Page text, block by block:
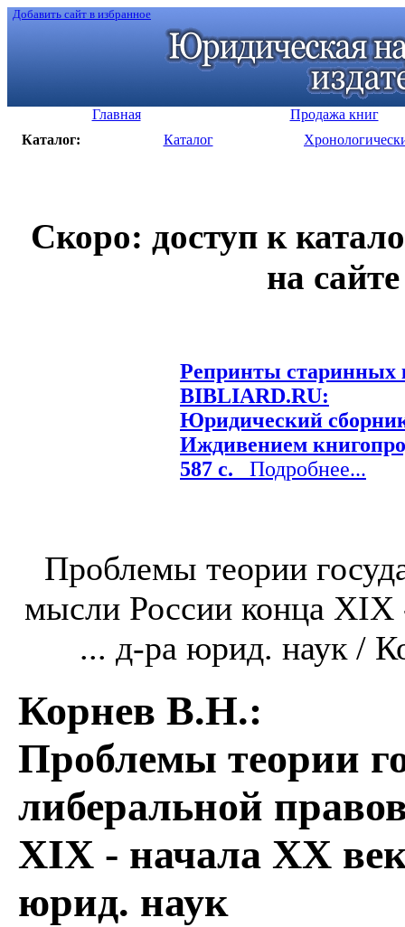
Добавить сайт в избранное
Главная
Продажа книг
Каталог:
Каталог
Скоро: доступ к
на
Репринты старинных
BIBLIARD.RU:
Юридический
Иждивением
587 с. Подробнее...
Проблемы теории
мысли России конца XIX
... д-ра юрид. наук /
Корнев В.Н.:
Проблемы теории
либеральной
XIX - начала ХХ
юрид. наук